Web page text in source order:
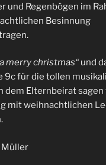
und Regenbögen im
Besinnung
merry christmas“ und
9c für die tollen
dem Elternbeirat sagen
mit weihnachtlichen
Müller